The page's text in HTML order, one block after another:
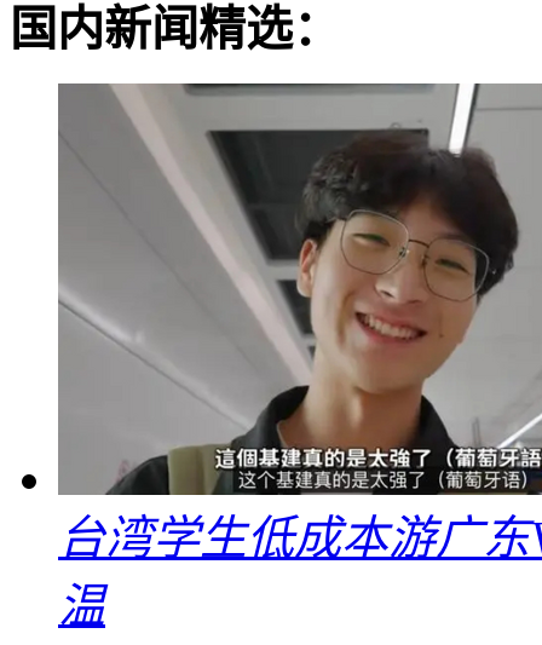
国内新闻精选：
台湾学生低成本游广
温